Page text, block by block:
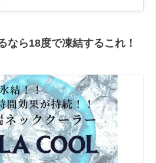
なら18度で凍結するこれ！